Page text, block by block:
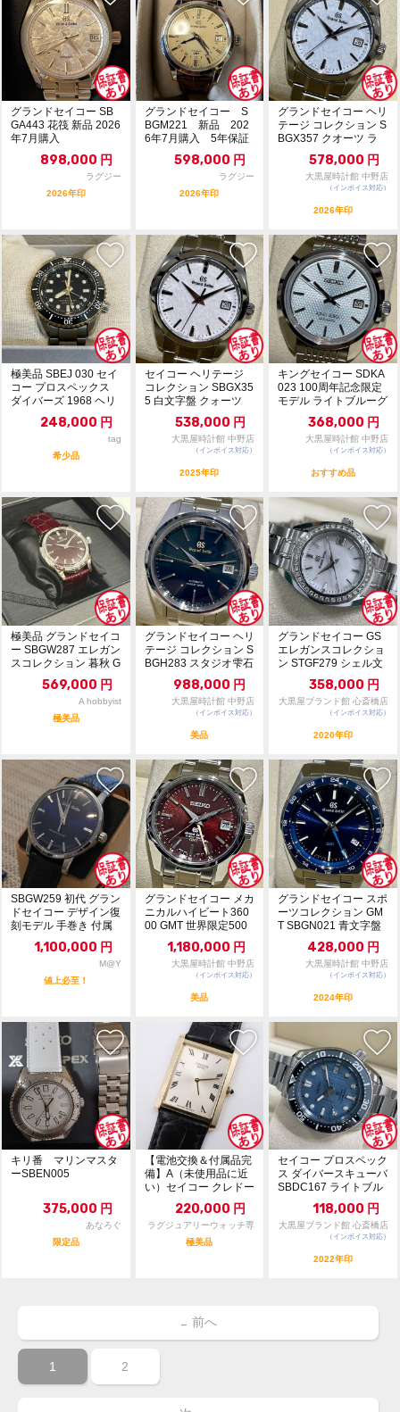
グランドセイコー SB
GA443 花筏 新品 2026
年7月購入
898,000 円
ラグジー
2026年印
グランドセイコー S
BGM221 新品 202
6年7月購入 5年保証
598,000 円
ラグジー
2026年印
グランドセイコー ヘリ
テージ コレクション S
BGX357 クオーツ ラ
イトブルー...
578,000 円
大黒屋時計館 中野店
（インボイス対応）
2026年印
極美品 SBEJ 030 セイ
コー プロスペックス
ダイバーズ 1968 ヘリ
248,000 円
tag
希少品
セイコー ヘリテージ
コレクション SBGX35
5 白文字盤 クォーツ
極美品 1...
538,000 円
大黒屋時計館 中野店
（インボイス対応）
2025年印
キングセイコー SDKA
023 100周年記念限定
モデル ライトブルーグ
リーン文字...
368,000 円
大黒屋時計館 中野店
（インボイス対応）
おすすめ品
極美品 グランドセイコ
ー SBGW287 エレガン
スコレクション 暮秋 G
569,000 円
A hobbyist
極美品
グランドセイコー ヘリ
テージ コレクション S
BGH283 スタジオ雫石
988,000 円
大黒屋時計館 中野店
（インボイス対応）
美品
グランドセイコー GS
エレガンスコレクショ
ン STGF279 シェル文
358,000 円
大黒屋ブランド館 心斎橋店
（インボイス対応）
2020年印
SBGW259 初代 グラン
ドセイコー デザイン復
刻モデル 手巻き 付属
1,100,000 円
M@Y
値上必至！
グランドセイコー メカ
ニカルハイビート360
00 GMT 世界限定500
1,180,000 円
大黒屋時計館 中野店
（インボイス対応）
美品
グランドセイコー スポ
ーツコレクション GM
T SBGN021 青文字盤
428,000 円
大黒屋時計館 中野店
（インボイス対応）
2024年印
キリ番 マリンマスタ
ーSBEN005
375,000 円
あなろぐ
限定品
【電池交換＆付属品完
備】A（未使用品に近
い）セイコー クレドー
ル 5930-509...
220,000 円
ラグジュアリーウォッチ専
極美品
セイコー プロスペック
ス ダイバースキューバ
SBDC167 ライトブル
ー文字盤...
118,000 円
大黒屋ブランド館 心斎橋店
（インボイス対応）
2022年印
← 前へ
1 2